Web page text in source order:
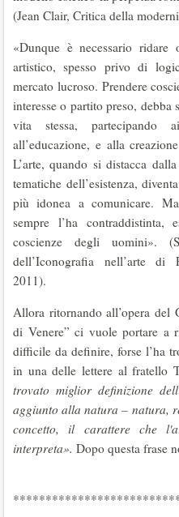
(Jean Clair, Critica della
«Dunque è necessario
artistico, spesso privo di
mercato lucroso. Prendere
interesse o partito preso,
vita stessa, partecipando
all’educazione, e alla
L’arte, quando si distacca
tematiche dell’esistenza,
più idonea a comunicare.
sempre l’ha
coscienze degli uomini».
dell’Iconografia nell’arte di
2011).
Allora ritornando all’opera del
di Venere” ci vuole portare a
difficile da definire, forse l’ha
in una delle lettere al fratello
trovato miglior definizione
aggiunto alla natura – natura,
concetto, il carattere che
interpreta». Dopo questa frase